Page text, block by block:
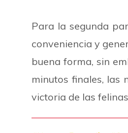
Para la segunda
conveniencia y
buena forma, sin
minutos finales, las
victoria de las